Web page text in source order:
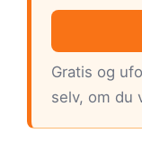
Gratis og
selv, om du